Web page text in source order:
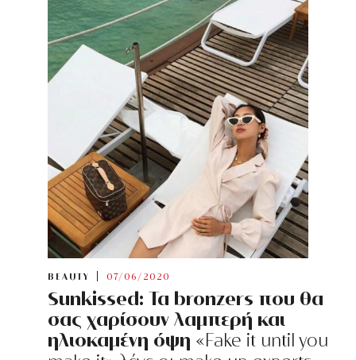
BEAUTY 07/06/2020
Sunkissed: Τα bronzers που θα
σας χαρίσουν λαμπερή και
ηλιοκαμένη όψη «Fake it until you